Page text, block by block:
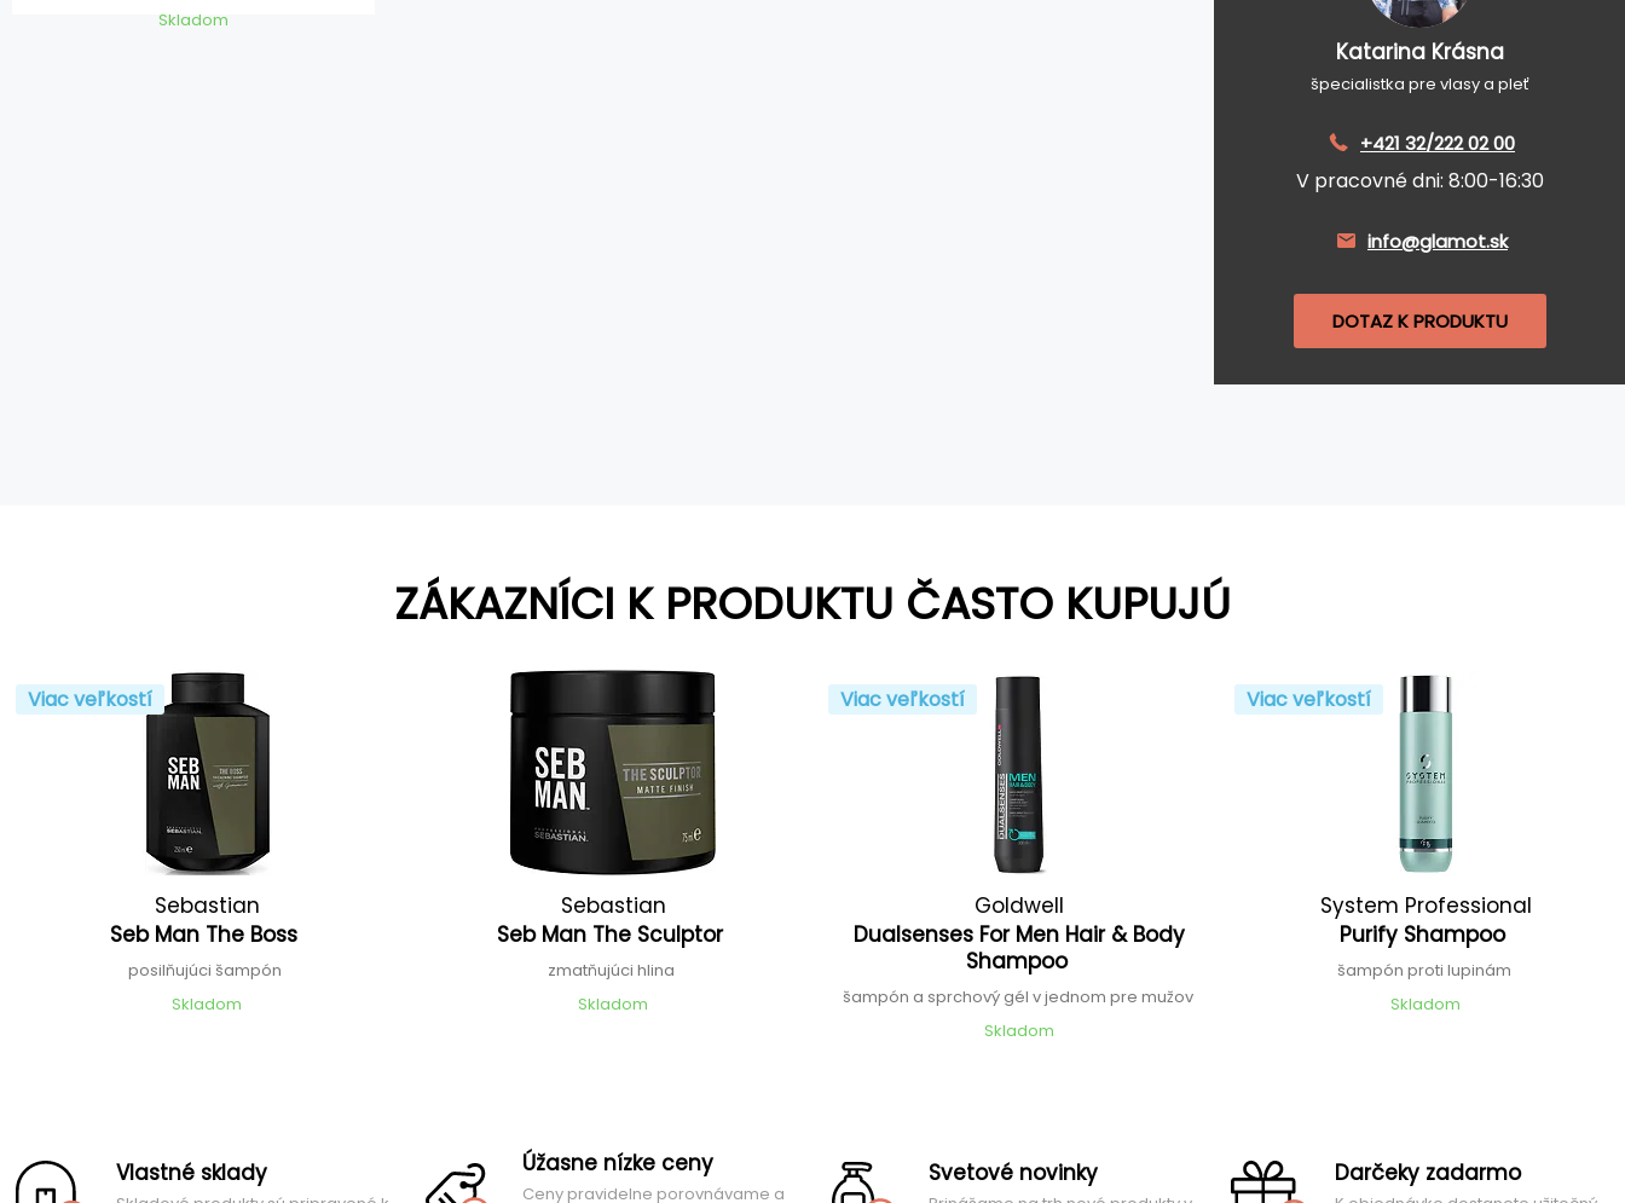
Skladom
Katarina Krásna
špecialistka pre vlasy a pleť
+421 32/222 02 00
V pracovné dni: 8:00-16:30
info@glamot.sk
DOTAZ K PRODUKTU
ZÁKAZNÍCI K PRODUKTU ČASTO KUPUJÚ
Viac veľkostí
Sebastian
Seb Man The Boss
posilňujúci šampón
Skladom
Sebastian
Seb Man The Sculptor
zmatňujúci hlina
Skladom
Viac veľkostí
Goldwell
Dualsenses For Men Hair & Body
Shampoo
šampón a sprchový gél v jednom pre mužov
Skladom
Viac veľkostí
System Professional
Purify Shampoo
šampón proti lupinám
Skladom
Vlastné sklady Úžasne nízke ceny
Ceny pravidelne porovnávame a
Svetové novinky Darčeky zadarmo